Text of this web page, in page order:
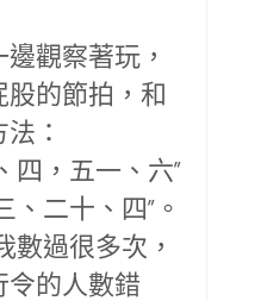
觀察著玩，
的節拍，和
：
四，五一、六”
、二十、四”。
數過很多次，
令的人數錯